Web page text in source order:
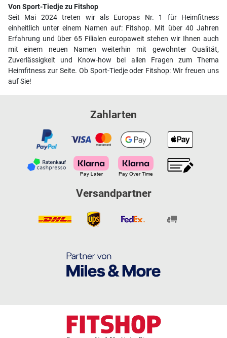
Von Sport-Tiedje zu Fitshop
Seit Mai 2024 treten wir als Europas Nr. 1 für Heimfitness
einheitlich unter einem Namen auf: Fitshop. Mit über 40 Jahren
Erfahrung und über 65 Filialen europaweit stehen wir Ihnen auch
mit einem neuen Namen weiterhin mit gewohnter Qualität,
Zuverlässigkeit und Know-how bei allen Fragen zum Thema
Heimfitness zur Seite. Ob Sport-Tiedje oder Fitshop: Wir freuen uns
auf Sie!
Zahlarten
Versandpartner